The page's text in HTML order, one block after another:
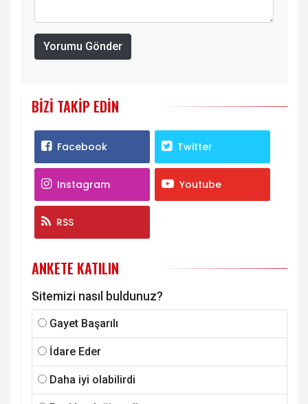
Yorumu Gönder
BIZI TAKIP EDIN
Facebook Twitter
Instagram Youtube
RSS
ANKETE KATILIN
Sitemizi nasıl buldunuz?
Gayet Başarılı
İdare Eder
Daha iyi olabilirdi